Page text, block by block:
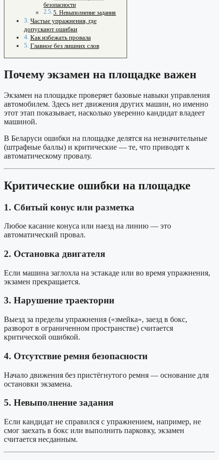
безопасности
5. Невыполнение задания
Частые упражнения, где
допускают ошибки
Как избежать провала
Главное без лишних слов
Почему экзамен на площадке важен
Экзамен на площадке проверяет базовые навыки управления
автомобилем. Здесь нет движения других машин, но именно
этот этап показывает, насколько уверенно кандидат владеет
машиной.
В Беларуси ошибки на площадке делятся на незначительные
(штрафные баллы) и критические — те, что приводят к
автоматическому провалу.
Критические ошибки на площадке
1. Сбитый конус или разметка
Любое касание конуса или наезд на линию — это
автоматический провал.
2. Остановка двигателя
Если машина заглохла на эстакаде или во время упражнения,
экзамен прекращается.
3. Нарушение траектории
Выезд за пределы упражнения («змейка», заезд в бокс,
разворот в ограниченном пространстве) считается
критической ошибкой.
4. Отсутствие ремня безопасности
Начало движения без пристёгнутого ремня — основание для
остановки экзамена.
5. Невыполнение задания
Если кандидат не справился с упражнением, например, не
смог заехать в бокс или выполнить парковку, экзамен
считается несданным.